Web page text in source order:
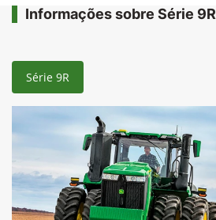
Informações sobre Série 9R
Série 9R